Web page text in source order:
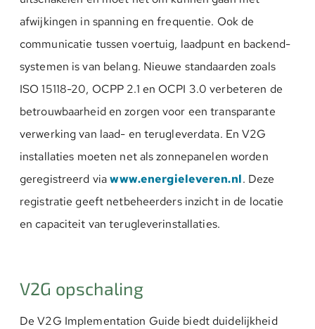
afwijkingen in spanning en frequentie. Ook de
communicatie tussen voertuig, laadpunt en backend-
systemen is van belang. Nieuwe standaarden zoals
ISO 15118-20, OCPP 2.1 en OCPI 3.0 verbeteren de
betrouwbaarheid en zorgen voor een transparante
verwerking van laad- en terugleverdata. En V2G
installaties moeten net als zonnepanelen worden
geregistreerd viawww.energieleveren.nl. Deze
registratie geeft netbeheerders inzicht in de locatie
en capaciteit van terugleverinstallaties.
V2G opschaling
De V2G Implementation Guide biedt duidelijkheid